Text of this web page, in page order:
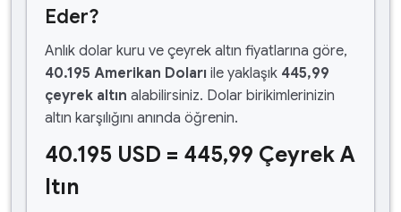
Eder?
Anlık dolar kuru ve çeyrek altın fiyatlarına göre,
40.195 Amerikan Doları ile yaklaşık 445,99
çeyrek altın alabilirsiniz. Dolar birikimlerinizin
altın karşılığını anında öğrenin.
40.195 USD = 445,99 Çeyrek A
ltın